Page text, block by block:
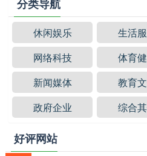
分类导航
休闲娱乐 生活
网络科技
体育
新闻媒体
教育
政府企业
综合
好评网站